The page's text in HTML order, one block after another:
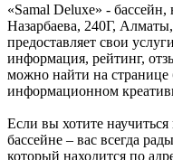
«Samal Deluxe» -
Назарбаева, 240Г,
предоставляет свои
информация, рейтинг,
можно найти на странице
информационном
Если вы хотите
бассейне – вас всегда
который находится по